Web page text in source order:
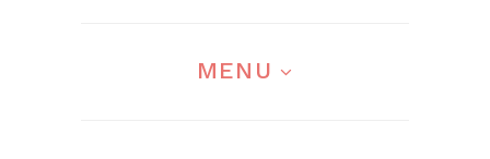
MENU